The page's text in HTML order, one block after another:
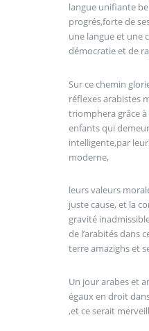
langue unifiante
progrés,forte de
une langue et une
démocratie et de
Sur ce chemin
réflexes arabistes
triomphera grâce
enfants qui
intelligente,par
moderne,
leurs valeurs
juste cause, et la
gravité
de l’arabités dans
terre amazighs et
Un jour arabes et
égaux en droit
,et ce serait